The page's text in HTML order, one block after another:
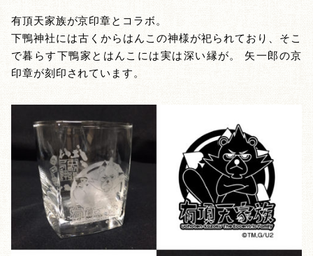
有頂天家族が京印章とコラボ。
下鴨神社には古くからはんこの神様が祀られており、そこ
で暮らす下鴨家とはんこには実は深い縁が。 矢一郎の京
印章が刻印されています。